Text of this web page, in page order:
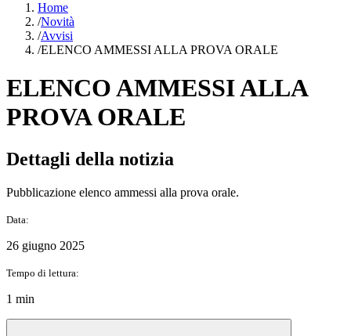
Home
/Novità
/Avvisi
/ELENCO AMMESSI ALLA PROVA ORALE
ELENCO AMMESSI ALLA
PROVA ORALE
Dettagli della notizia
Pubblicazione elenco ammessi alla prova orale.
Data:
26 giugno 2025
Tempo di lettura:
1 min